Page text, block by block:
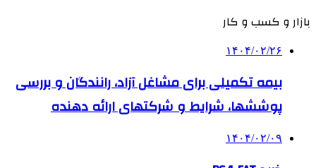
بازار و کسب و کار
۱۴۰۴/۰۲/۲۶
بیمه تکمیلی برای مشاغل آزاد، رانندگان و بررسی
پوششها، شرایط و شرکتهای ارائه دهنده
۱۴۰۴/۰۲/۰۹